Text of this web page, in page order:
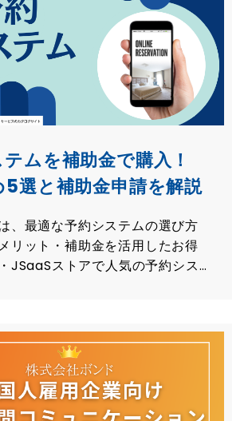
ムを補助金で購入！
選と補助金申請を解説
、最適な予約システムの選び方
リット・補助金を活用したお得
JSaaSストアで人気の予約シス